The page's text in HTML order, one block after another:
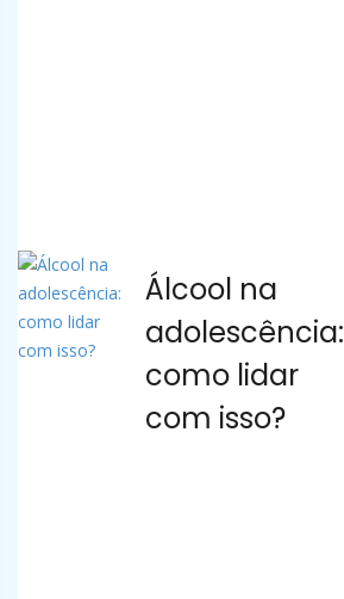
Álcool na
adolescência:
como lidar
com isso?